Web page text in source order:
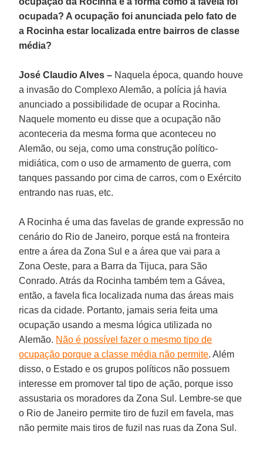
ocupada? A ocupação foi anunciada pelo fato de
a Rocinha estar localizada entre bairros de classe
média?
José Claudio Alves – Naquela época, quando houve
a invasão do Complexo Alemão, a polícia já havia
anunciado a possibilidade de ocupar a Rocinha.
Naquele momento eu disse que a ocupação não
aconteceria da mesma forma que aconteceu no
Alemão, ou seja, como uma construção político-
midiática, com o uso de armamento de guerra, com
tanques passando por cima de carros, com o Exército
entrando nas ruas, etc.
A Rocinha é uma das favelas de grande expressão no
cenário do Rio de Janeiro, porque está na fronteira
entre a área da Zona Sul e a área que vai para a
Zona Oeste, para a Barra da Tijuca, para São
Conrado. Atrás da Rocinha também tem a Gávea,
então, a favela fica localizada numa das áreas mais
ricas da cidade. Portanto, jamais seria feita uma
ocupação usando a mesma lógica utilizada no
Alemão. Não é possível fazer o mesmo tipo de
ocupação porque a classe média não permite. Além
disso, o Estado e os grupos políticos não possuem
interesse em promover tal tipo de ação, porque isso
assustaria os moradores da Zona Sul. Lembre-se que
o Rio de Janeiro permite tiro de fuzil em favela, mas
não permite mais tiros de fuzil nas ruas da Zona Sul.